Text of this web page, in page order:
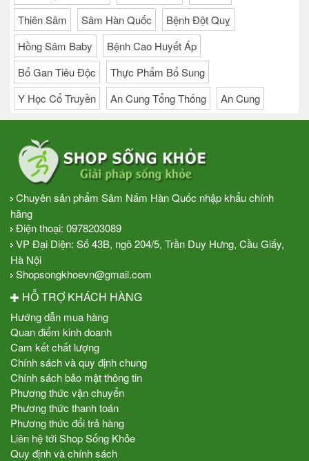
Thiên Sâm
Sâm Hàn Quốc
Bệnh Đột Quỵ
Hồng Sâm Baby
Bệnh Cao Huyết Áp
Bổ Gan Tiêu Độc
Thực Phẩm Bổ Sung
Y Học Cổ Truyền
An Cung Tổng Thống An Cung
Chuyên sản phẩm Sâm Nấm Hàn Quốc nhập khẩu chính
hãng
Điện thoại: 0978203089
VP Đại Diện: Số 43B, ngõ 204/5, Trần Duy Hưng, Cầu Giấy,
Hà Nội
Shopsongkhoevn@gmail.com
HỖ TRỢ KHÁCH HÀNG
Hướng dẫn mua hàng
Quan điểm kinh doanh
Cam kết chất lượng
Chính sách và quy định chung
Chính sách bảo mật thông tin
Phương thức vận chuyển
Phương thức thanh toán
Phương thức đổi trả hàng
Liên hệ tới Shop Sống Khỏe
Quy định và chính sách